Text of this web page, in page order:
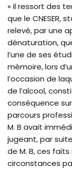
« il ressort des
que le CNESER,
relevé, par une
dénaturation,
l’une de ses
mémoire, lors
l’occasion de
de l’alcool,
conséquence
parcours
M. B avait
jugeant, par
de M. B, ces
circonstances